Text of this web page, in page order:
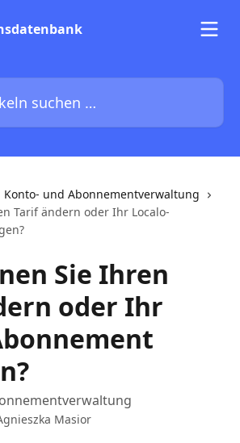
…
Konto- und Abonnementverwaltung
Tarif ändern oder Ihr Localo-
Sie Ihren
oder Ihr
Masior